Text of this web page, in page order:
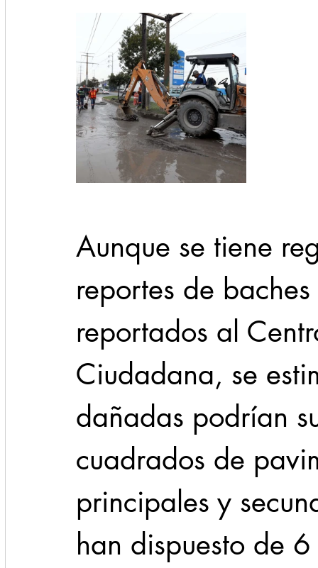
Aunque se tiene
reportes de
reportados al
Ciudadana, se
dañadas podrían
cuadrados de
principales y
han dispuesto de